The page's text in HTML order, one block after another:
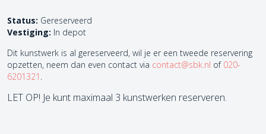
Status: Gereserveerd
Vestiging: In depot
Dit kunstwerk is al gereserveerd, wil je er een tweede reservering
opzetten, neem dan even contact via contact@sbk.nl of 020-
6201321 .
LET OP! Je kunt maximaal 3 kunstwerken reserveren.